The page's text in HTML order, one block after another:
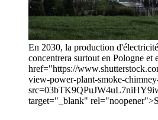
En 2030, la production
concentrera surtout en Pologne et
href="https://
view-power-plant-smoke-
target="_blank"